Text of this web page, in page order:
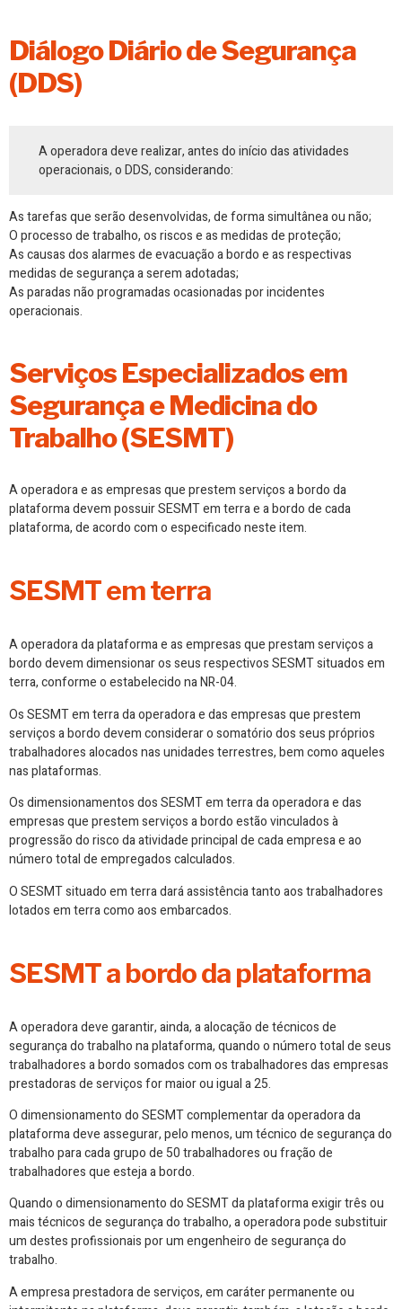
Diálogo Diário de Segurança
(DDS)
A operadora deve realizar, antes do início das atividades
operacionais, o DDS, considerando:
As tarefas que serão desenvolvidas, de forma simultânea ou não;
O processo de trabalho, os riscos e as medidas de proteção;
As causas dos alarmes de evacuação a bordo e as respectivas
medidas de segurança a serem adotadas;
As paradas não programadas ocasionadas por incidentes
operacionais.
Serviços Especializados em
Segurança e Medicina do
Trabalho (SESMT)
A operadora e as empresas que prestem serviços a bordo da
plataforma devem possuir SESMT em terra e a bordo de cada
plataforma, de acordo com o especificado neste item.
SESMT em terra
A operadora da plataforma e as empresas que prestam serviços a
bordo devem dimensionar os seus respectivos SESMT situados em
terra, conforme o estabelecido na NR-04.
Os SESMT em terra da operadora e das empresas que prestem
serviços a bordo devem considerar o somatório dos seus próprios
trabalhadores alocados nas unidades terrestres, bem como aqueles
nas plataformas.
Os dimensionamentos dos SESMT em terra da operadora e das
empresas que prestem serviços a bordo estão vinculados à
progressão do risco da atividade principal de cada empresa e ao
número total de empregados calculados.
O SESMT situado em terra dará assistência tanto aos trabalhadores
lotados em terra como aos embarcados.
SESMT a bordo da plataforma
A operadora deve garantir, ainda, a alocação de técnicos de
segurança do trabalho na plataforma, quando o número total de seus
trabalhadores a bordo somados com os trabalhadores das empresas
prestadoras de serviços for maior ou igual a 25.
O dimensionamento do SESMT complementar da operadora da
plataforma deve assegurar, pelo menos, um técnico de segurança do
trabalho para cada grupo de 50 trabalhadores ou fração de
trabalhadores que esteja a bordo.
Quando o dimensionamento do SESMT da plataforma exigir três ou
mais técnicos de segurança do trabalho, a operadora pode substituir
um destes profissionais por um engenheiro de segurança do
trabalho.
A empresa prestadora de serviços, em caráter permanente ou